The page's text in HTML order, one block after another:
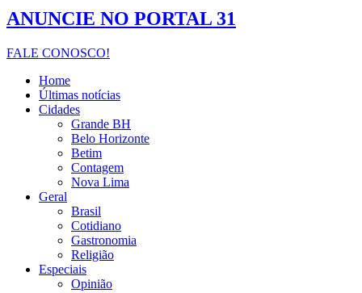
ANUNCIE NO PORTAL 31
FALE CONOSCO!
Home
Últimas notícias
Cidades
Grande BH
Belo Horizonte
Betim
Contagem
Nova Lima
Geral
Brasil
Cotidiano
Gastronomia
Religião
Especiais
Opinião